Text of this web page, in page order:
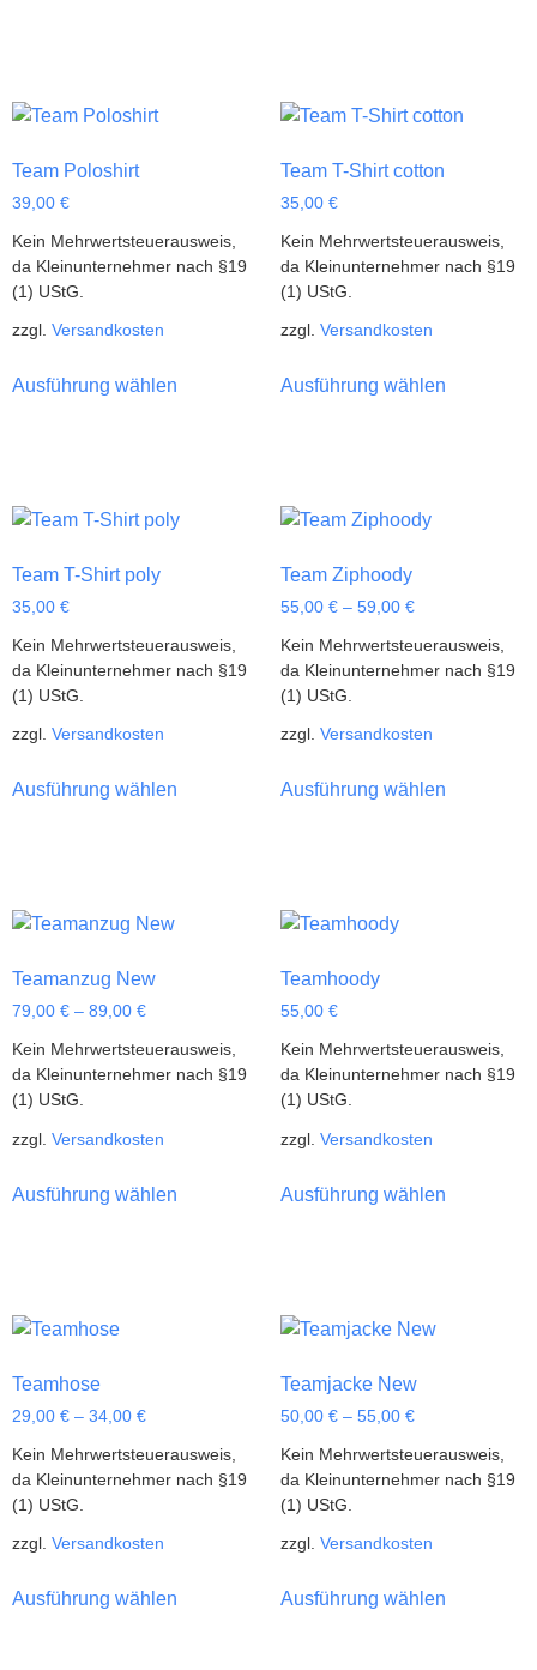
Team Poloshirt
39,00 €
Kein Mehrwertsteuerausweis,
da Kleinunternehmer nach §19
(1) UStG.
zzgl. Versandkosten
Ausführung wählen
Team T-Shirt cotton
35,00 €
Kein Mehrwertsteuerausweis,
da Kleinunternehmer nach §19
(1) UStG.
zzgl. Versandkosten
Ausführung wählen
Team T-Shirt poly
35,00 €
Kein Mehrwertsteuerausweis,
da Kleinunternehmer nach §19
(1) UStG.
zzgl. Versandkosten
Ausführung wählen
Team Ziphoody
55,00 € – 59,00 €
Kein Mehrwertsteuerausweis,
da Kleinunternehmer nach §19
(1) UStG.
zzgl. Versandkosten
Ausführung wählen
Teamanzug New
79,00 € – 89,00 €
Kein Mehrwertsteuerausweis,
da Kleinunternehmer nach §19
(1) UStG.
zzgl. Versandkosten
Ausführung wählen
Teamhoody
55,00 €
Kein Mehrwertsteuerausweis,
da Kleinunternehmer nach §19
(1) UStG.
zzgl. Versandkosten
Ausführung wählen
Teamhose
29,00 € – 34,00 €
Kein Mehrwertsteuerausweis,
da Kleinunternehmer nach §19
(1) UStG.
zzgl. Versandkosten
Ausführung wählen
Teamjacke New
50,00 € – 55,00 €
Kein Mehrwertsteuerausweis,
da Kleinunternehmer nach §19
(1) UStG.
zzgl. Versandkosten
Ausführung wählen